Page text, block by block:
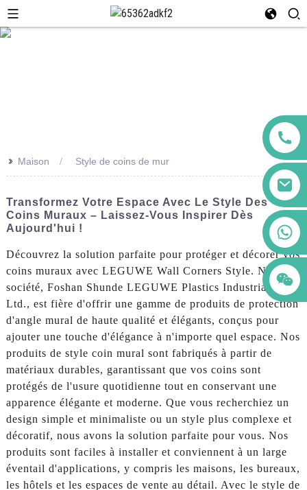
>> Maison Style de coins de mur
Transformez Votre Espace Avec Le Style Des
Coins Muraux – Laissez-Vous Inspirer Dès
Aujourd'hui !
Découvrez la solution parfaite pour protéger et décorer vos
coins muraux avec LEGUWE Wall Corners Style. Notre
société, Foshan Shunde LEGUWE Plastics Industrial Co.,
Ltd., est fière d'offrir une gamme de produits de protection
d'angle mural de haute qualité et élégants, conçus pour
ajouter une touche d'élégance à n'importe quel espace. Nos
produits de style coin mural sont fabriqués à partir de
matériaux durables, garantissant que vos coins sont
protégés de l'usure quotidienne tout en conservant une
apparence élégante et moderne. Que vous recherchiez un
design simple et minimaliste ou un style plus complexe et
décoratif, nous avons la solution parfaite pour vous. Nos
produits sont faciles à installer et conviennent à un large
éventail d'applications, y compris les maisons, les bureaux,
les hôtels et les espaces de vente au détail. Avec le style de